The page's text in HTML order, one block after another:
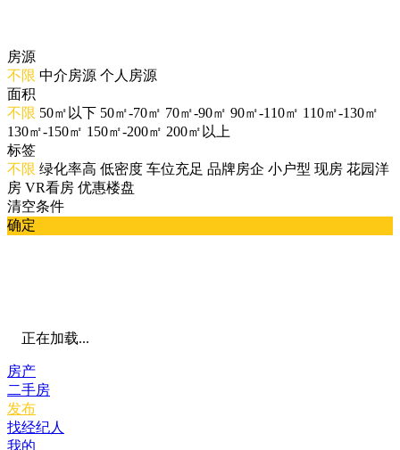
房源
不限 中介房源 个人房源
面积
不限 50㎡以下 50㎡-70㎡ 70㎡-90㎡ 90㎡-110㎡ 110㎡-130㎡
130㎡-150㎡ 150㎡-200㎡ 200㎡以上
标签
不限 绿化率高 低密度 车位充足 品牌房企 小户型 现房 花园洋
房 VR看房 优惠楼盘
清空条件
确定
正在加载...
房产
二手房
发布
找经纪人
我的